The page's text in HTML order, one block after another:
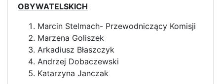
OBYWATELSKICH
Marcin Stelmach- Przewodniczący Komisji
Marzena Goliszek
Arkadiusz Błaszczyk
Andrzej Dobaczewski
Katarzyna Janczak